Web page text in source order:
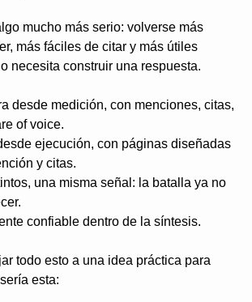
mucho más serio: volverse más
más fáciles de citar y más útiles
necesita construir una respuesta.
desde medición, con menciones, citas,
of voice.
ejecución, con páginas diseñadas
y citas.
una misma señal: la batalla ya no
confiable dentro de la síntesis.
todo esto a una idea práctica para
esta: